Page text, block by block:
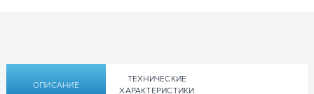
ОПИСАНИЕ
ТЕХНИЧЕСКИЕ
ХАРАКТЕРИСТИКИ